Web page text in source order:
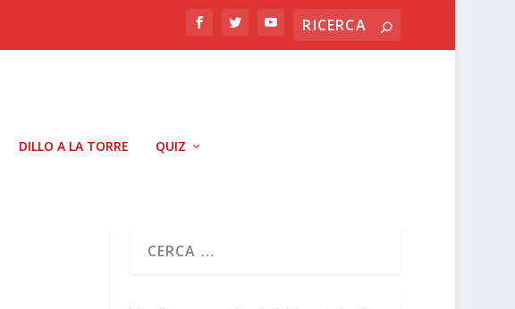
DILLO A LA TORRE QUIZ